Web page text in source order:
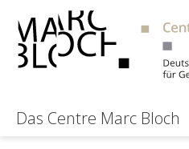
Das Centre Marc Bloch